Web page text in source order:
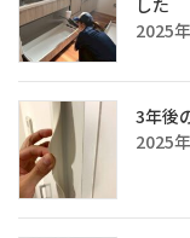
2025
3年後
2025